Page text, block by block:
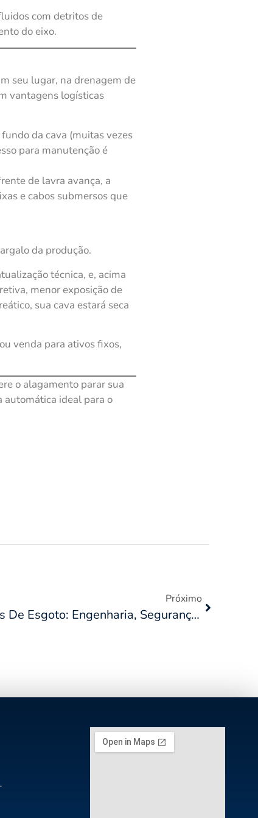
com detritos de
do eixo.
seu lugar, na drenagem de
vantagens logísticas
da cava (muitas vezes
para manutenção é
de lavra avança, a
e cabos submersos que
da produção.
técnica, e, acima
menor exposição de
sua cava estará seca
venda para ativos fixos,
o alagamento parar sua
automática ideal para o
Próximo
O Guia Definitivo Do Bypass De Esgoto: Engenharia, Segurança E Mitigação De Riscos Ambientais